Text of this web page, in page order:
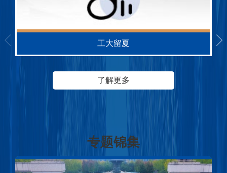
工大留夏
了解更多
专题锦集